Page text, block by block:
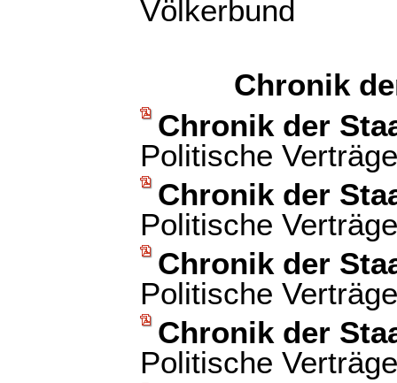
Völkerbund
Chronik
Chronik der
Politische Verträge
Chronik der
Politische Verträge
Chronik der
Politische Verträge
Chronik der
Politische Verträge